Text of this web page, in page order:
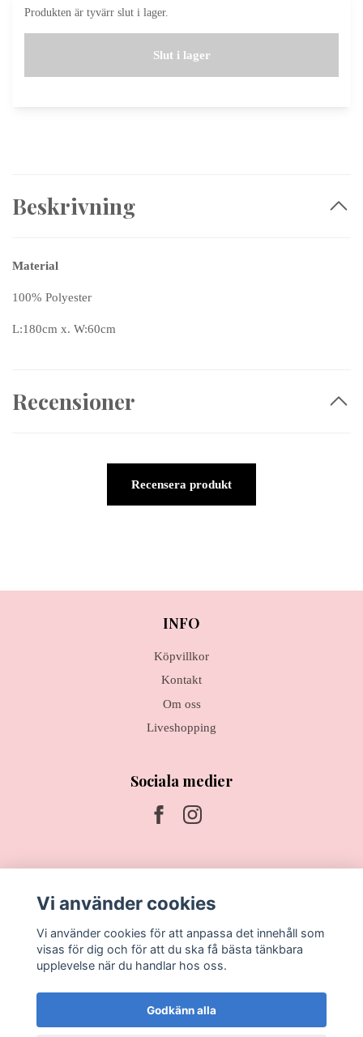
Produkten är tyvärr slut i lager.
Slut i lager
Beskrivning
Material
100% Polyester
L:180cm x. W:60cm
Recensioner
Recensera produkt
INFO
Köpvillkor
Kontakt
Om oss
Liveshopping
Sociala medier
Vi använder cookies
Vi använder cookies för att anpassa det innehåll som
visas för dig och för att du ska få bästa tänkbara
upplevelse när du handlar hos oss.
Godkänn alla